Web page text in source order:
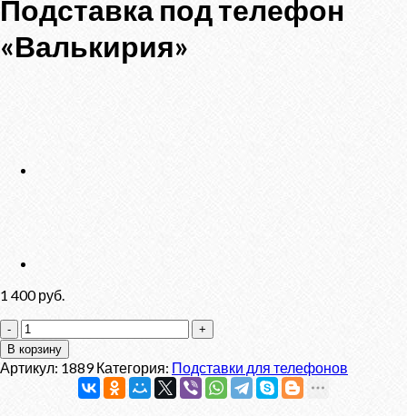
Подставка под телефон
«Валькирия»
1 400руб.
Количество
товара
Подставка
под
В корзину
Артикул: 1889 Категория: Подставки для телефонов